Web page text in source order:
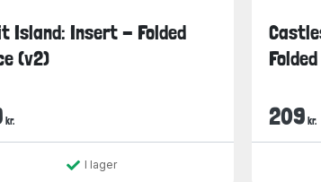
Island: Insert - Folded
(v2)
kr.
I lager
209 kr.